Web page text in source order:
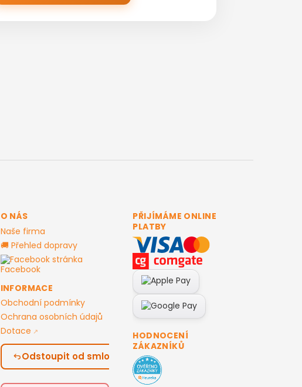
O NÁS
Naše firma
🚚 Přehled dopravy
Facebook stránka
INFORMACE
Obchodní podmínky
Ochrana osobních údajů
Dotace
Odstoupit od smlouvy
PŘIJÍMÁME ONLINE
PLATBY
HODNOCENÍ
ZÁKAZNÍKŮ